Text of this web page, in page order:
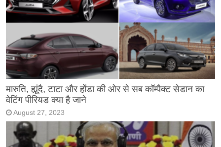
मारुति, ह्यूंदै, टाटा और होंडा की ओर से सब कॉम्पैक्ट सेडान का
वेटिंग पीरियड क्या है जाने
August 27, 2023